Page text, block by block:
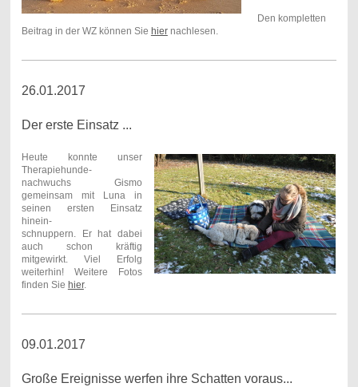
Den kompletten
Beitrag in der WZ können Sie hiernachlesen.
26.01.2017
Der erste Einsatz ...
Heute konnte unser
Therapiehunde-
nachwuchs Gismo
gemeinsam mit Luna in
seinen ersten Einsatz
hinein-
schnuppern. Er hat dabei
auch schon kräftig
mitgewirkt. Viel Erfolg
weiterhin! Weitere Fotos
finden Sie hier.
09.01.2017
Große Ereignisse werfen ihre Schatten voraus...